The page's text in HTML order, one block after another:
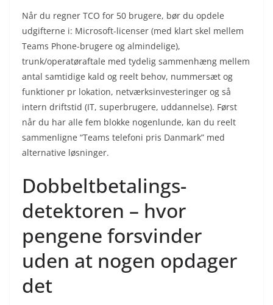
Når du regner TCO for 50 brugere, bør du opdele
udgifterne i: Microsoft-licenser (med klart skel mellem
Teams Phone-brugere og almindelige),
trunk/operatøraftale med tydelig sammenhæng mellem
antal samtidige kald og reelt behov, nummersæt og
funktioner pr lokation, netværksinvesteringer og så
intern driftstid (IT, superbrugere, uddannelse). Først
når du har alle fem blokke nogenlunde, kan du reelt
sammenligne “Teams telefoni pris Danmark” med
alternative løsninger.
Dobbeltbetalings-
detektoren – hvor
pengene forsvinder
uden at nogen opdager
det